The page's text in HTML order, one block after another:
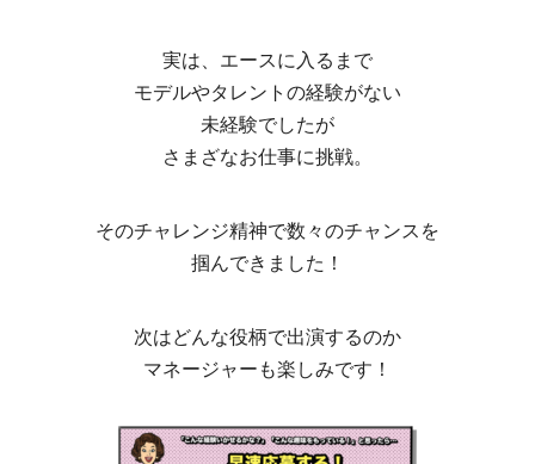
実は、エースに入るまで
モデルやタレントの経験がない
未経験でしたが
さまざなお仕事に挑戦。
そのチャレンジ精神で数々のチャンスを
掴んできました！
次はどんな役柄で出演するのか
マネージャーも楽しみです！